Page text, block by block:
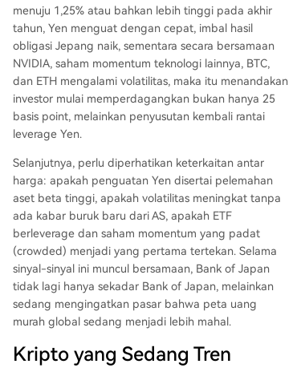
menuju 1,25% atau bahkan lebih tinggi pada akhir
tahun, Yen menguat dengan cepat, imbal hasil
obligasi Jepang naik, sementara secara bersamaan
NVIDIA, saham momentum teknologi lainnya, BTC,
dan ETH mengalami volatilitas, maka itu menandakan
investor mulai memperdagangkan bukan hanya 25
basis point, melainkan penyusutan kembali rantai
leverage Yen.
Selanjutnya, perlu diperhatikan keterkaitan antar
harga: apakah penguatan Yen disertai pelemahan
aset beta tinggi, apakah volatilitas meningkat tanpa
ada kabar buruk baru dari AS, apakah ETF
berleverage dan saham momentum yang padat
(crowded) menjadi yang pertama tertekan. Selama
sinyal-sinyal ini muncul bersamaan, Bank of Japan
tidak lagi hanya sekadar Bank of Japan, melainkan
sedang mengingatkan pasar bahwa peta uang
murah global sedang menjadi lebih mahal.
Kripto yang Sedang Tren